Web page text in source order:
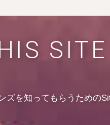
SITE
ズを知ってもらうための